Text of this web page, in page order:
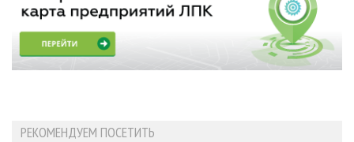
РЕКОМЕНДУЕМ ПОСЕТИТЬ